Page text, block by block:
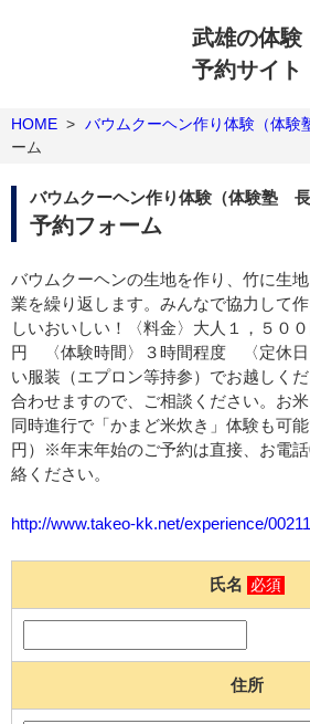
武雄の体験
予約サイト
HOME > バウムクーヘン作り体験（体験
ーム
バウムクーヘン作り体験（体験塾 長
予約フォーム
バウムクーヘンの生地を作り、竹に生
業を繰り返します。みんなで協力して
しいおいしい！〈料金〉大人１，５０
円 〈体験時間〉３時間程度 〈定休
い服装（エプロン等持参）でお越しく
合わせますので、ご相談ください。お
同時進行で「かまど米炊き」体験も可
円）※年末年始のご予約は直接、お電
絡ください。
http://www.takeo-kk.net/experience/
氏名 必須
住所